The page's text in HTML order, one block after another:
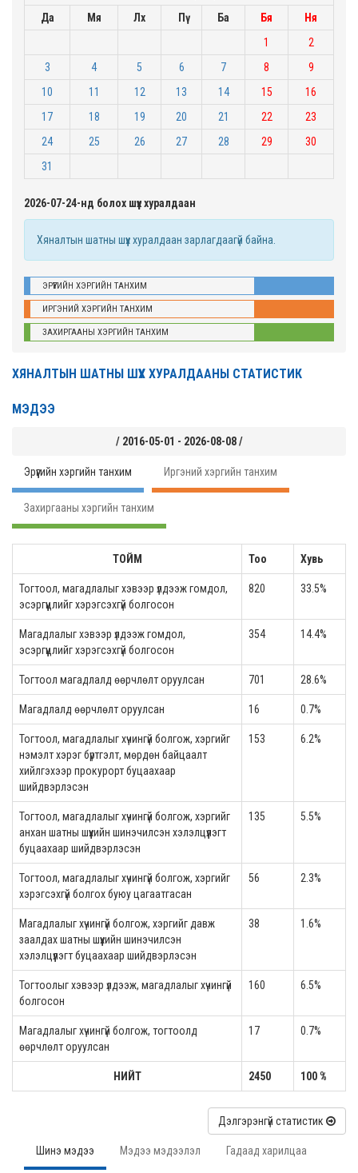
Да
Мя Лх Пү Ба Бя
Ня
1
2
3
4 5 6 7 8
9
10
11 12 13 14 15
16
17
18 19 20 21 22
23
24
25 26 27 28 29
30
31
2026-07-24-нд болох шүүх хуралдаан
Хяналтын шатны шүүх хуралдаан зарлагдаагүй байна.
ЭРҮҮГИЙН ХЭРГИЙН ТАНХИМ
ИРГЭНИЙ ХЭРГИЙН ТАНХИМ
ЗАХИРГААНЫ ХЭРГИЙН ТАНХИМ
ХЯНАЛТЫН ШАТНЫ ШҮҮХ ХУРАЛДААНЫ СТАТИСТИК
МЭДЭЭ
/ 2016-05-01 - 2026-08-08 /
Эрүүгийн хэргийн танхим Иргэний хэргийн танхим
Захиргааны хэргийн танхим
ТОЙМ Тоо Хувь
Тогтоол, магадлалыг хэвээр үлдээж гомдол,
эсэргүүцлийг хэрэгсэхгүй болгосон
820 33.5%
Магадлалыг хэвээр үлдээж гомдол,
эсэргүүцлийг хэрэгсэхгүй болгосон
354 14.4%
Тогтоол магадлалд өөрчлөлт оруулсан 701 28.6%
Магадлалд өөрчлөлт оруулсан 16 0.7%
Тогтоол, магадлалыг хүчингүй болгож, хэргийг
нэмэлт хэрэг бүртгэлт, мөрдөн байцаалт
хийлгэхээр прокурорт буцаахаар
шийдвэрлэсэн
153 6.2%
Тогтоол, магадлалыг хүчингүй болгож, хэргийг
анхан шатны шүүхийн шинэчилсэн хэлэлцүүлэгт
буцаахаар шийдвэрлэсэн
135 5.5%
Тогтоол, магадлалыг хүчингүй болгож, хэргийг
хэрэгсэхгүй болгох буюу цагаатгасан
56 2.3%
Магадлалыг хүчингүй болгож, хэргийг давж
заалдах шатны шүүхийн шинэчилсэн
хэлэлцүүлэгт буцаахаар шийдвэрлэсэн
38 1.6%
Тогтоолыг хэвээр үлдээж, магадлалыг хүчингүй
болгосон
160 6.5%
Магадлалыг хүчингүй болгож, тогтоолд
өөрчлөлт оруулсан
17 0.7%
НИЙТ 2450 100 %
Дэлгэрэнгүй статистик
Шинэ мэдээ Мэдээ мэдээлэл Гадаад харилцаа